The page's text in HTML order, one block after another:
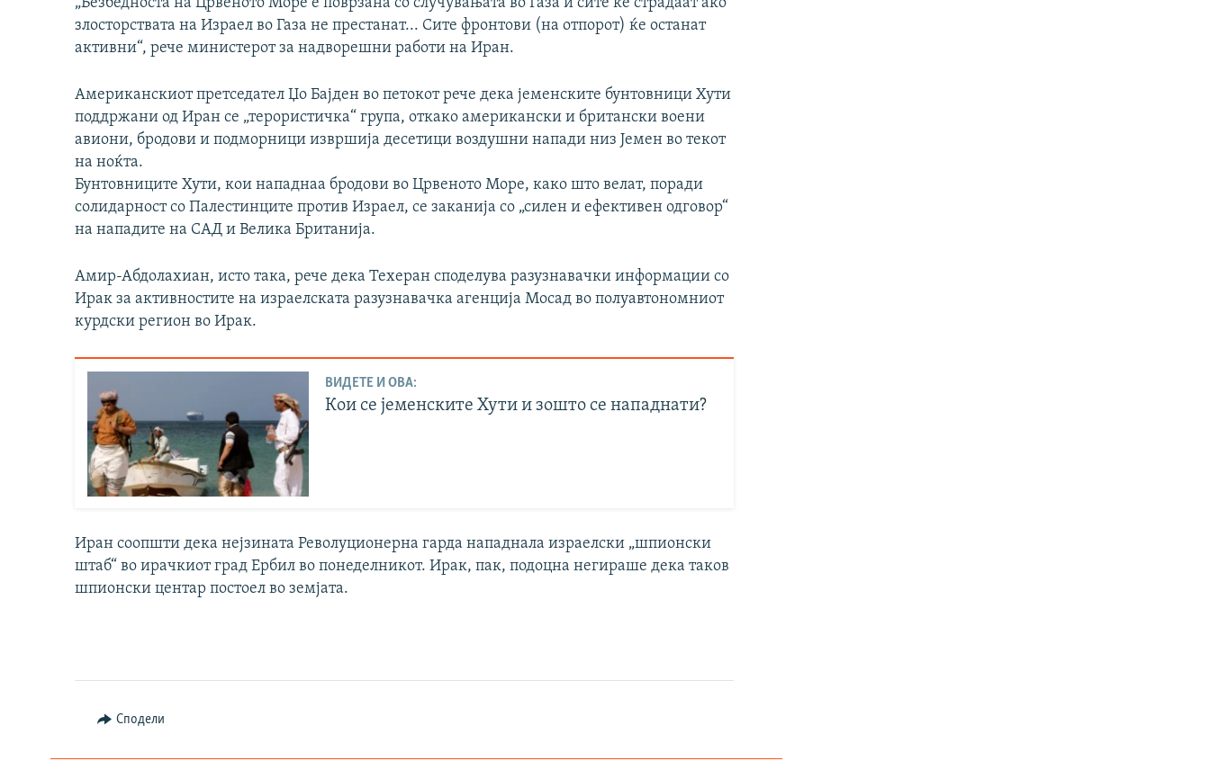
злосторствата на Израел во Газа не престанат... Сите фронтови (на отпорот) ќе останат
активни“, рече министерот за надворешни работи на Иран.
Американскиот претседател Џо Бајден во петокот рече дека јеменските бунтовници Хути
поддржани од Иран се „терористичка“ група, откако американски и британски воени
авиони, бродови и подморници извршија десетици воздушни напади низ Јемен во текот
на ноќта.
Бунтовниците Хути, кои нападнаа бродови во Црвеното Море, како што велат, поради
солидарност со Палестинците против Израел, се заканија со „силен и ефективен одговор“
на нападите на САД и Велика Британија.
Амир-Абдолахиан, исто така, рече дека Техеран споделува разузнавачки информации со
Ирак за активностите на израелската разузнавачка агенција Мосад во полуавтономниот
курдски регион во Ирак.
ВИДЕТЕ И ОВА:
Кои се јеменските Хути и зошто се нападнати?
Иран соопшти дека нејзината Револуционерна гарда нападнала израелски „шпионски
штаб“ во ирачкиот град Ербил во понеделникот. Ирак, пак, подоцна негираше дека таков
шпионски центар постоел во земјата.
Сподели